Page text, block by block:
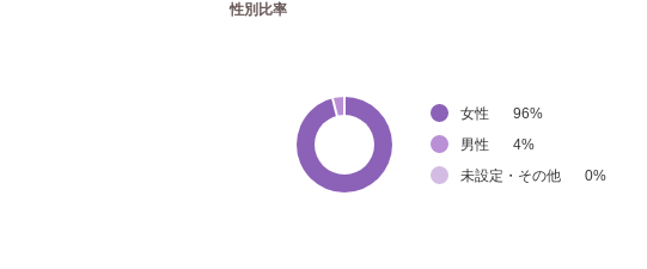
性別比率
女性 96%
男性
4%
未設定・その他
0%